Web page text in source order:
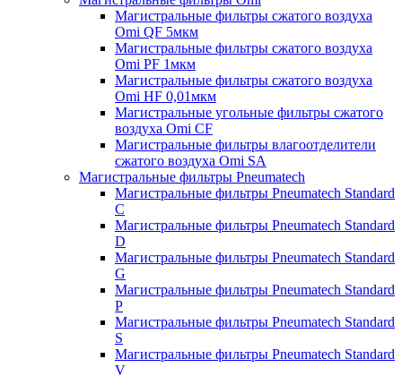
Магистральные фильтры сжатого воздуха
Omi QF 5мкм
Магистральные фильтры сжатого воздуха
Omi PF 1мкм
Магистральные фильтры сжатого воздуха
Omi HF 0,01мкм
Магистральные угольные фильтры сжатого
воздуха Omi CF
Магистральные фильтры влагоотделители
сжатого воздуха Omi SA
Магистральные фильтры Pneumatech
Магистральные фильтры Pneumatech Standard
C
Магистральные фильтры Pneumatech Standard
D
Магистральные фильтры Pneumatech Standard
G
Магистральные фильтры Pneumatech Standard
P
Магистральные фильтры Pneumatech Standard
S
Магистральные фильтры Pneumatech Standard
V